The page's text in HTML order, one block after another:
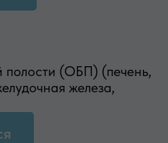
(ОБП) (печень,
железа,